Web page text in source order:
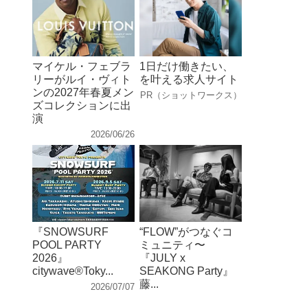
マイケル・フェブラ
リーがルイ・ヴィト
ンの2027年春夏メン
ズコレクションに出
演
2026/06/26
1日だけ働きたい、
を叶える求人サイト
PR（ショットワークス）
『SNOWSURF
POOL PARTY
2026』
citywave®︎Toky...
2026/07/07
“FLOW”がつなぐコ
ミュニティ〜
『JULY x
SEAKONG Party』
藤...